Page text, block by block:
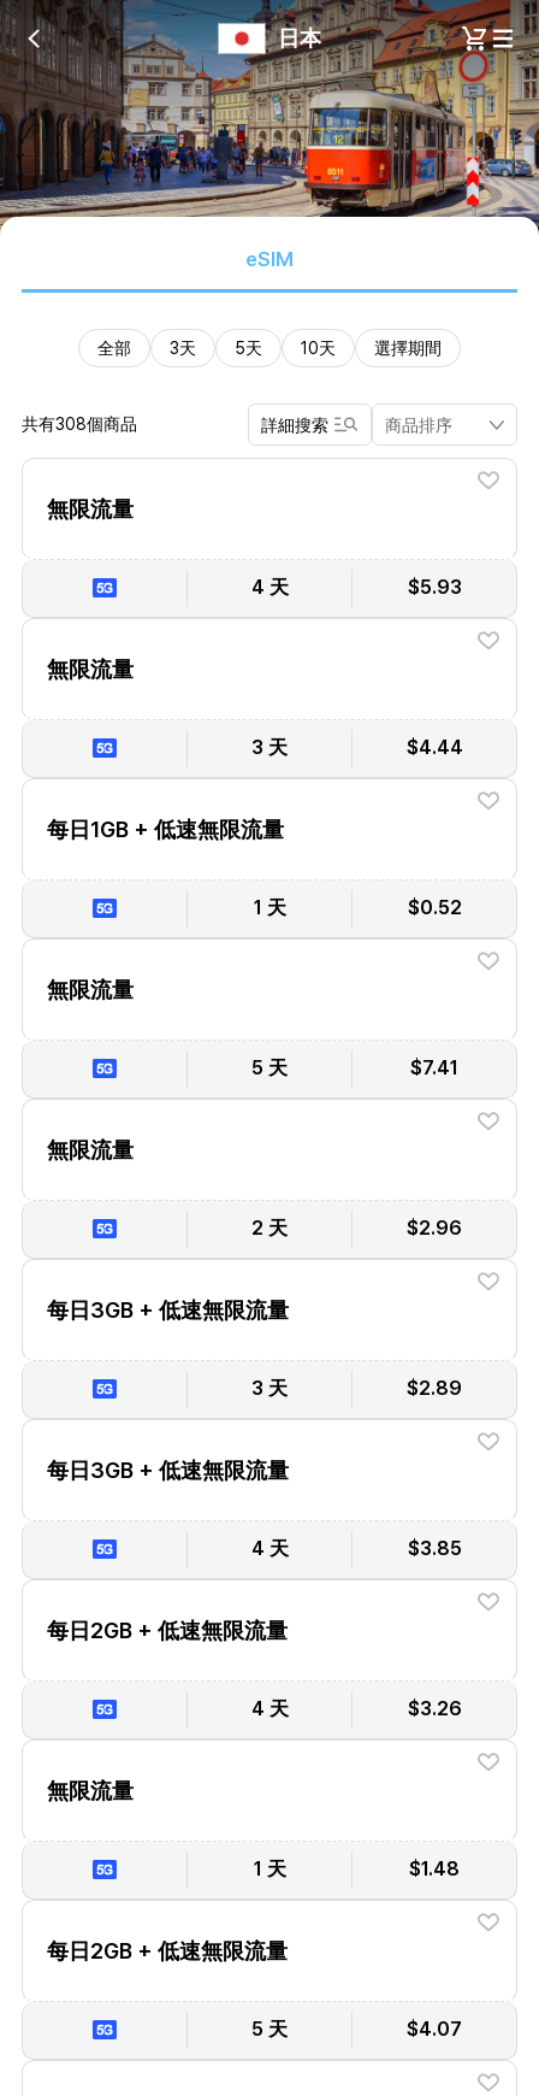
日本
eSIM
全部 3天 5天 10天 選擇期間
共有308個商品 詳細搜索
無限流量
4 天 $5.93
無限流量
3 天 $4.44
每日1GB + 低速無限流量
1 天 $0.52
無限流量
5 天 $7.41
無限流量
2 天 $2.96
每日3GB + 低速無限流量
3 天 $2.89
每日3GB + 低速無限流量
4 天 $3.85
每日2GB + 低速無限流量
4 天 $3.26
無限流量
1 天 $1.48
每日2GB + 低速無限流量
5 天 $4.07